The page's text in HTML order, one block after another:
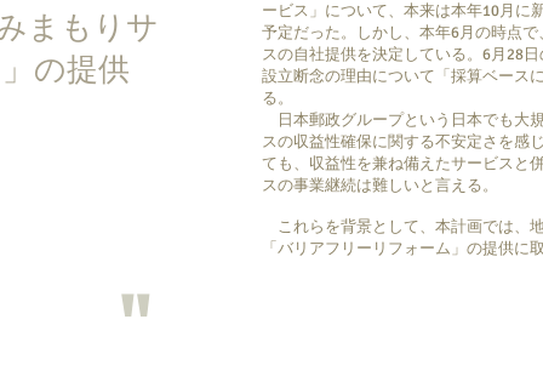
まもりサ
の提供
"
ービス」について、本来は本年10月に
予定だった。しかし、本年6月の時点
スの自社提供を決定している。6月28
設立断念の理由について「採算ベース
る。
日本郵政グループという日本でも大
スの収益性確保に関する不安定さを感
ても、収益性を兼ね備えたサービスと
スの事業継続は難しいと言える。
これらを背景として、本計画では、
「バリアフリーリフォーム」の提供に